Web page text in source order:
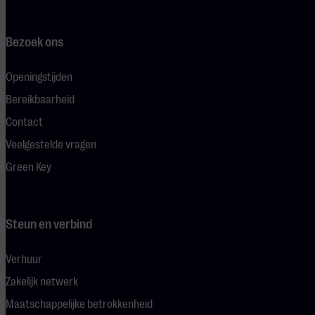
Bezoek ons
Openingstijden
Bereikbaarheid
Contact
Veelgestelde vragen
Green Key
Steun en verbind
Verhuur
Zakelijk netwerk
Maatschappelijke betrokkenheid